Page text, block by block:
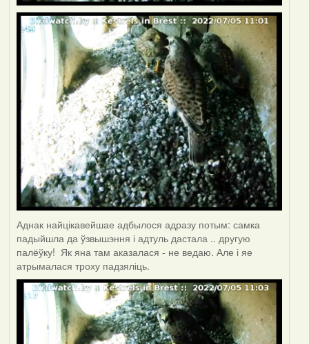
Аднак найцікавейшае адбылося адразу потым: самка
падыйшла да ўзвышэння і адтуль дастала .. другую
палёўку! Як яна там аказалася - не ведаю. Але і яе
атрымалася троху падзяліць.